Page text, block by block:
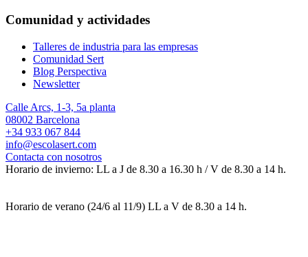
Comunidad y actividades
Talleres de industria para las empresas
Comunidad Sert
Blog Perspectiva
Newsletter
Calle Arcs, 1-3, 5a planta
08002 Barcelona
+34 933 067 844
info@escolasert.com
Contacta con nosotros
Horario de invierno: LL a J de 8.30 a 16.30 h / V de 8.30 a 14 h.
Horario de verano (24/6 al 11/9) LL a V de 8.30 a 14 h.